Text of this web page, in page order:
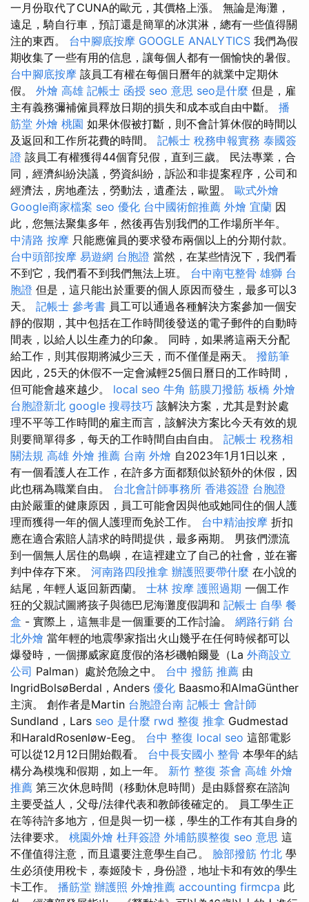
一月份取代了CUNA的歐元，其價格上漲。 無論是海灘，
遠足，騎自行車，預訂還是簡單的冰淇淋，總有一些值得關
注的東西。 台中腳底按摩 GOOGLE ANALYTICS 我們為假
期收集了一些有用的信息，讓每個人都有一個愉快的暑假。
台中腳底按摩 該員工有權在每個日曆年的就業中定期休
假。 外燴 高雄 記帳士 函授 seo 意思 seo是什麼 但是，雇
主有義務彌補僱員釋放日期的損失和成本或自由中斷。 播
筋堂 外燴 桃園 如果休假被打斷，則不會計算休假的時間以
及返回和工作所花費的時間。 記帳士 稅務申報實務 泰國簽
證 該員工有權獲得44個育兒假，直到三歲。 民法專業，合
同，經濟糾紛決議，勞資糾紛，訴訟和非提案程序，公司和
經濟法，房地產法，勞動法，遺產法，歐盟。 歐式外燴
Google商家檔案 seo 優化 台中國術館推薦 外燴 宜蘭 因
此，您無法聚集多年，然後再告別我們的工作場所半年。
中清路 按摩 只能應僱員的要求發布兩個以上的分期付款。
台中頭部按摩 易遊網 台胞證 當然，在某些情況下，我們看
不到它，我們看不到我們無法上班。 台中南屯整骨 雄獅 台
胞證 但是，這只能出於重要的個人原因而發生，最多可以3
天。 記帳士 參考書 員工可以通過各種解決方案參加一個安
靜的假期，其中包括在工作時間後發送的電子郵件的自動時
間表，以給人以生產力的印象。 同時，如果將這兩天分配
給工作，則其假期將減少三天，而不僅僅是兩天。 撥筋筆
因此，25天的休假不一定會減輕25個日曆日的工作時間，
但可能會越來越少。 local seo 牛角 筋膜刀撥筋 板橋 外燴
台胞證新北 google 搜尋技巧 該解決方案，尤其是對於處
理不平等工作時間的雇主而言，該解決方案比今天有效的規
則要簡單得多，每天的工作時間自由自由。 記帳士 稅務相
關法規 高雄 外燴 推薦 台南 外燴 自2023年1月1日以來，
有一個看護人在工作，在許多方面都類似於額外的休假，因
此也稱為職業自由。 台北會計師事務所 香港簽證 台胞證
由於嚴重的健康原因，員工可能會因與他或她同住的個人護
理而獲得一年的個人護理而免於工作。 台中精油按摩 折扣
應在適合索賠人請求的時間提供，最多兩期。 男孩們漂流
到一個無人居住的島嶼，在這裡建立了自己的社會，並在審
判中倖存下來。 河南路四段推拿 辦護照要帶什麼 在小說的
結尾，年輕人返回新西蘭。 士林 按摩 護照過期 一個工作
狂的父親試圖將孩子與德巴尼海灘度假調和 記帳士 自學 餐
盒 - 實際上，這無非是一個重要的工作討論。 網路行銷 台
北外燴 當年輕的地震學家指出火山幾乎在任何時候都可以
爆發時，一個挪威家庭度假的洛杉磯帕爾曼（La 外商設立
公司 Palman）處於危險之中。 台中 撥筋 推薦 由
IngridBolsøBerdal，Anders 優化 Baasmo和AlmaGünther
主演。 創作者是Martin 台胞證台南 記帳士 會計師
Sundland，Lars seo 是什麼 rwd 整復 推拿 Gudmestad
和HaraldRosenløw-Eeg。 台中 整復 local seo 這部電影
可以從12月12日開始觀看。 台中長安國小 整骨 本學年的結
構分為模塊和假期，如上一年。 新竹 整復 茶會 高雄 外燴
推薦 第三次休息時間（移動休息時間）是由縣督察在諮詢
主要受益人，父母/法律代表和教師後確定的。 員工學生正
在等待許多地方，但是與一切一樣，學生的工作有其自身的
法律要求。 桃園外燴 杜拜簽證 外埔筋膜整復 seo 意思 這
不僅值得注意，而且還要注意學生自己。 臉部撥筋 竹北 學
生必須使用稅卡，泰姬陵卡，身份證，地址卡和有效的學生
卡工作。 播筋堂 辦護照 外燴推薦 accounting firmcpa 此